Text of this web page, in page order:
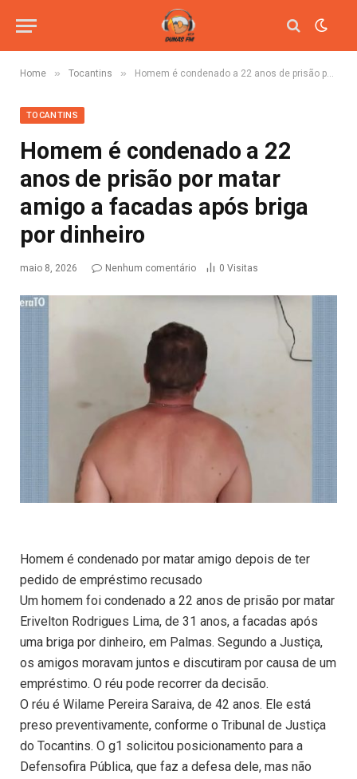
Home » Tocantins » Homem é condenado a 22 anos de prisão por matar amigo a facadas após briga por dinheiro
TOCANTINS
Homem é condenado a 22
anos de prisão por matar
amigo a facadas após briga
por dinheiro
maio 8, 2026 Nenhum comentário 0 Visitas
Homem é condenado por matar amigo depois de ter
pedido de empréstimo recusado
Um homem foi condenado a 22 anos de prisão por matar
Erivelton Rodrigues Lima, de 31 anos, a facadas após
uma briga por dinheiro, em Palmas. Segundo a Justiça,
os amigos moravam juntos e discutiram por causa de um
empréstimo. O réu pode recorrer da decisão.
O réu é Wilame Pereira Saraiva, de 42 anos. Ele está
preso preventivamente, conforme o Tribunal de Justiça
do Tocantins. O g1 solicitou posicionamento para a
Defensofira Pública, que faz a defesa dele, mas não